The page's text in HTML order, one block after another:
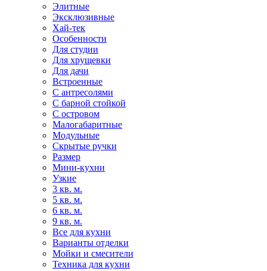
Элитные
Эксклюзивные
Хай-тек
Особенности
Для студии
Для хрущевки
Для дачи
Встроенные
С антресолями
С барной стойкой
С островом
Малогабаритные
Модульные
Скрытые ручки
Размер
Мини-кухни
Узкие
3 кв. м.
5 кв. м.
6 кв. м.
9 кв. м.
Все для кухни
Варианты отделки
Мойки и смесители
Техника для кухни